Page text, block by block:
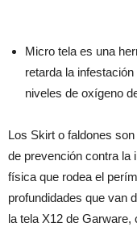
Micro tela es una
retarda la
niveles de oxígeno
Los Skirt o faldones
de prevención contra la
física que rodea el
profundidades que van
la tela X12 de